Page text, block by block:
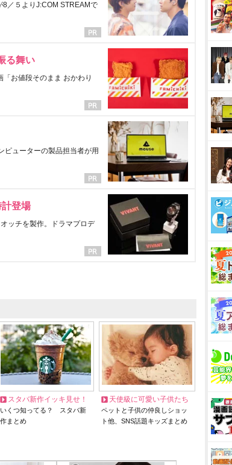
／５よりJ:COM STREAMで
る舞い
お値段そのまま おかわり
ピューターの製品担当者が用
登場
ッチを製作。ドラマプロデ
スタバ新作イッキ見せ！
いくつ知ってる？ スタバ新
作まとめ
天使級に可愛い子供たち
ペットと子供の仲良しショッ
ト他、SNS話題キッズまとめ